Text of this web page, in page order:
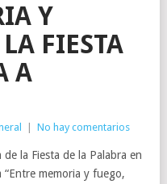
Y
FIESTA
A
No hay comentarios
la Fiesta de la Palabra en
“Entre memoria y fuego,